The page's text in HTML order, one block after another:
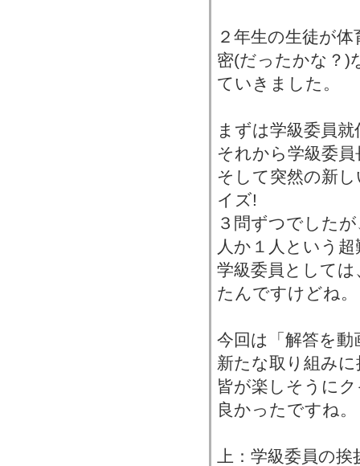
２年生の生徒が
密(だったかな？)
ていきました。
まずは学級委員
それから学級委員
そして突然の新
イズ!
３問ずつでした
人か１人という
学級委員として
たんですけどね。
今回は「解答を
新たな取り組み
皆が楽しそうに
良かったですね。
上：学級委員の挨